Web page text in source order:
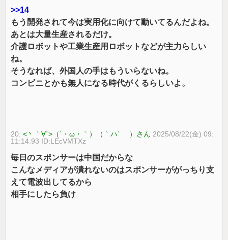
>>14
もう開発されて今は実用化に向けて動いてるんだよね。
あとは大量生産されるだけ。
介護ロボットや工業生産用ロボットなどが主力らしい
ね。
そうなれば、外国人の手はもういらないね。
コンビニとかも無人になる時代がくるらしいよ。
20:<丶｀∀´>（´・ω・｀）（｀ハ´ ）さん 2025/08/22(金) 09:
11:14.93 ID:LEcVMTXz
毎日のスポンサーは中国だからな
こんなメディアが潰れないのはスポンサーががっちり支
えて電波出してるから
相手にしたら負け